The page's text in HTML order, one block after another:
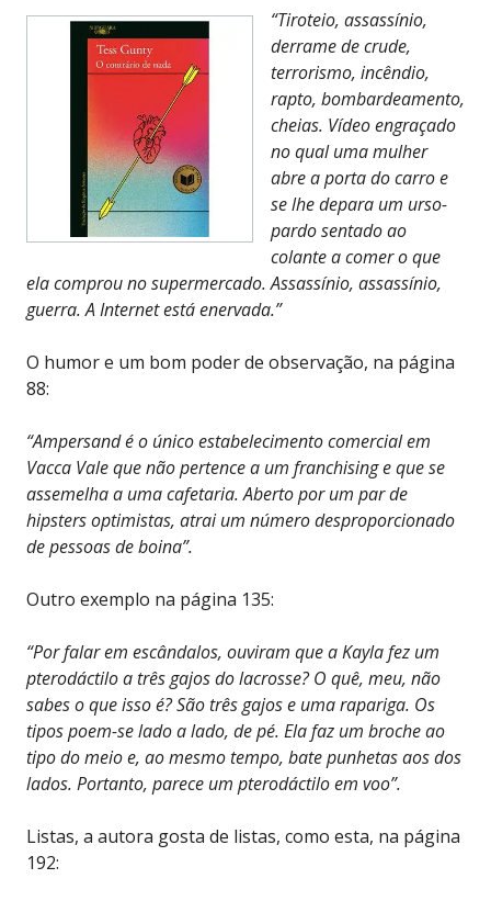
“Tiroteio, assassínio,
derrame de crude,
terrorismo, incêndio,
rapto, bombardeamento,
cheias. Vídeo engraçado
no qual uma mulher
abre a porta do carro e
se lhe depara um urso-
pardo sentado ao
colante a comer o que
ela comprou no supermercado. Assassínio, assassínio,
guerra. A Internet está enervada.”
O humor e um bom poder de observação, na página
88:
“Ampersand é o único estabelecimento comercial em
Vacca Vale que não pertence a um franchising e que se
assemelha a uma cafetaria. Aberto por um par de
hipsters optimistas, atrai um número desproporcionado
de pessoas de boina”.
Outro exemplo na página 135:
“Por falar em escândalos, ouviram que a Kayla fez um
pterodáctilo a três gajos do lacrosse? O quê, meu, não
sabes o que isso é? São três gajos e uma rapariga. Os
tipos poem-se lado a lado, de pé. Ela faz um broche ao
tipo do meio e, ao mesmo tempo, bate punhetas aos dos
lados. Portanto, parece um pterodáctilo em voo”.
Listas, a autora gosta de listas, como esta, na página
192: